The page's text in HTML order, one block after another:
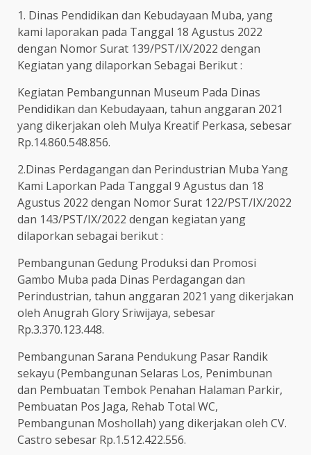
1. Dinas Pendidikan dan Kebudayaan Muba, yang
kami laporakan pada Tanggal 18 Agustus 2022
dengan Nomor Surat 139/PST/IX/2022 dengan
Kegiatan yang dilaporkan Sebagai Berikut :
Kegiatan Pembangunnan Museum Pada Dinas
Pendidikan dan Kebudayaan, tahun anggaran 2021
yang dikerjakan oleh Mulya Kreatif Perkasa, sebesar
Rp.14.860.548.856.
2.Dinas Perdagangan dan Perindustrian Muba Yang
Kami Laporkan Pada Tanggal 9 Agustus dan 18
Agustus 2022 dengan Nomor Surat 122/PST/IX/2022
dan 143/PST/IX/2022 dengan kegiatan yang
dilaporkan sebagai berikut :
Pembangunan Gedung Produksi dan Promosi
Gambo Muba pada Dinas Perdagangan dan
Perindustrian, tahun anggaran 2021 yang dikerjakan
oleh Anugrah Glory Sriwijaya, sebesar
Rp.3.370.123.448.
Pembangunan Sarana Pendukung Pasar Randik
sekayu (Pembangunan Selaras Los, Penimbunan
dan Pembuatan Tembok Penahan Halaman Parkir,
Pembuatan Pos Jaga, Rehab Total WC,
Pembangunan Moshollah) yang dikerjakan oleh CV.
Castro sebesar Rp.1.512.422.556.